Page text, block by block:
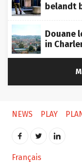
belandt
Douane
in
NEWS PLAY
Français